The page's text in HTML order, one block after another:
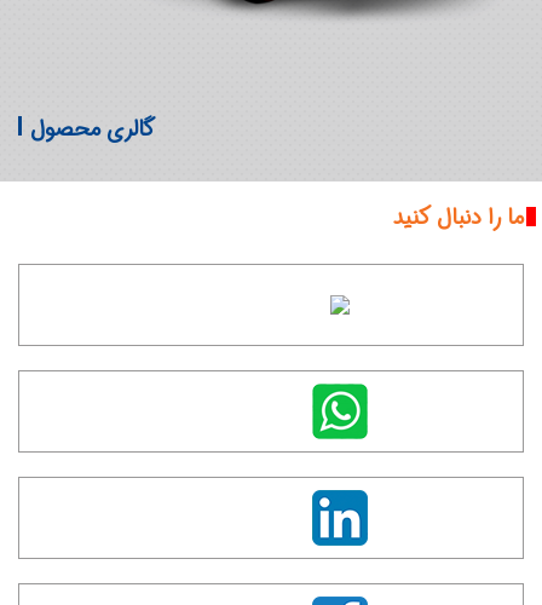
گالری محصول
ما را دنبال کنید